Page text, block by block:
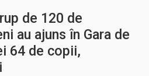
de 120 de
au ajuns în Gara de
64 de copii,